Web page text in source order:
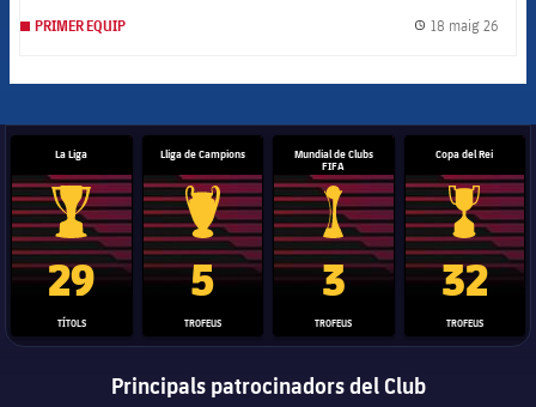
PRIMER EQUIP 18 maig 26
La Liga
Trofeu de la Liga
29
TÍTOLS
Lliga de Campions
Trofeu de la Lliga de Campions
5
TROFEUS
Mundial de Clubs
FIFA
Trofeu del Mundial de Clubs
3
TROFEUS
Copa del Rei
Copa del
32
TROFEUS
Principals patrocinadors del Club